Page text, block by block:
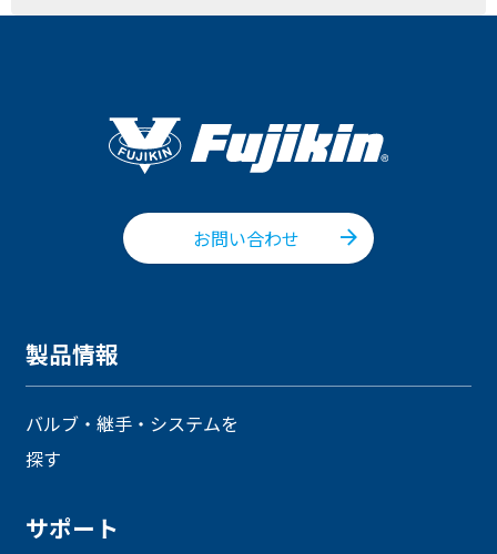
お問い合わせ
製品情報
バルブ・継手・システムを
探す
サポート